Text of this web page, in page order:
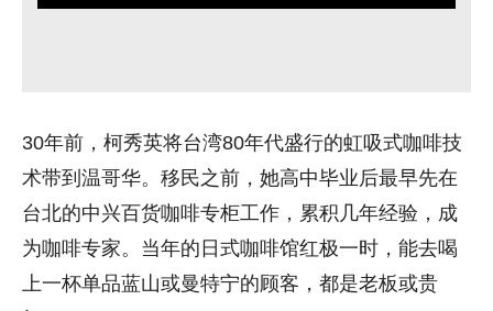
30年前， 柯秀英将台湾80年代盛行的虹吸式咖啡技
术带到温哥华。移民之前，她高中毕业后最早先在
台北的中兴百货咖啡专柜工作，累积几年经验，成
为咖啡专家。当年的日式咖啡馆红极一时，能去喝
上一杯单品蓝山或曼特宁的顾客，都是老板或贵